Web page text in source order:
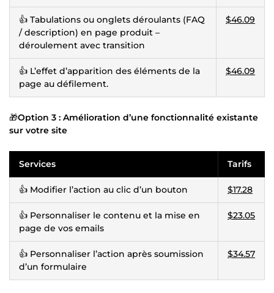
👍 Tabulations ou onglets déroulants (FAQ
/ description) en page produit –
déroulement avec transition
$46.09
👍 L’effet d’apparition des éléments de la
page au défilement.
$46.09
🎁Option 3 : Amélioration d’une fonctionnalité existante
sur votre site
Services Tarifs
👍 Modifier l’action au clic d’un bouton $17.28
👍 Personnaliser le contenu et la mise en
page de vos emails
$23.05
👍 Personnaliser l’action après soumission
d’un formulaire
$34.57